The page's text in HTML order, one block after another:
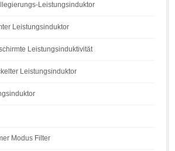
Leistungsinduktor
Leistungsinduktor
Leistungsinduktivität
Leistungsinduktor
Modus Filter